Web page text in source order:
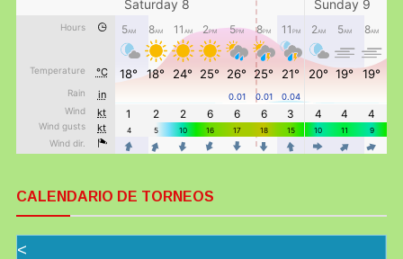
CALENDARIO DE TORNEOS
<